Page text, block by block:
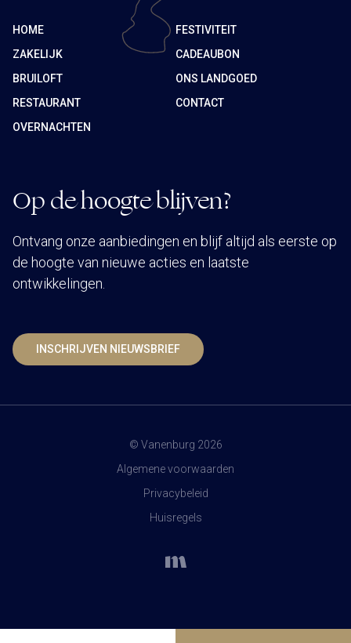
HOME
FESTIVITEIT
ZAKELIJK
CADEAUBON
BRUILOFT
ONS LANDGOED
RESTAURANT
CONTACT
OVERNACHTEN
Op de hoogte blijven?
Ontvang onze aanbiedingen en blijf altijd als eerste op
de hoogte van nieuwe acties en laatste
ontwikkelingen.
INSCHRIJVEN NIEUWSBRIEF
© Vanenburg 2026
Algemene voorwaarden
Privacybeleid
Huisregels